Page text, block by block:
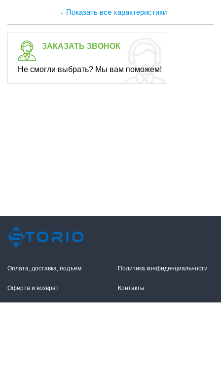
↓ Показать все характеристики
ЗАКАЗАТЬ ЗВОНОК
Не смогли выбрать? Мы вам поможем!
Оплата, доставка, подъем
Оферта и возврат
Политика конфиденциальности
Контакты